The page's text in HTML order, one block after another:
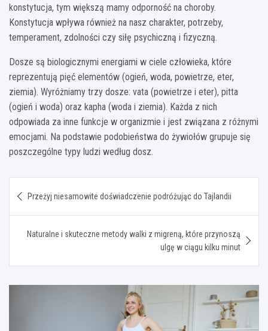
konstytucja, tym większą mamy odporność na choroby.
Konstytucja wpływa również na nasz charakter, potrzeby,
temperament, zdolności czy siłę psychiczną i fizyczną.
Dosze są biologicznymi energiami w ciele człowieka, które
reprezentują pięć elementów (ogień, woda, powietrze, eter,
ziemia). Wyróżniamy trzy dosze: vata (powietrze i eter), pitta
(ogień i woda) oraz kapha (woda i ziemia). Każda z nich
odpowiada za inne funkcje w organizmie i jest związana z różnymi
emocjami. Na podstawie podobieństwa do żywiołów grupuje się
poszczególne typy ludzi według dosz.
wpisu
Przeżyj niesamowite doświadczenie podróżując do Tajlandii
Naturalne i skuteczne metody walki z migreną, które przynoszą
ulgę w ciągu kilku minut